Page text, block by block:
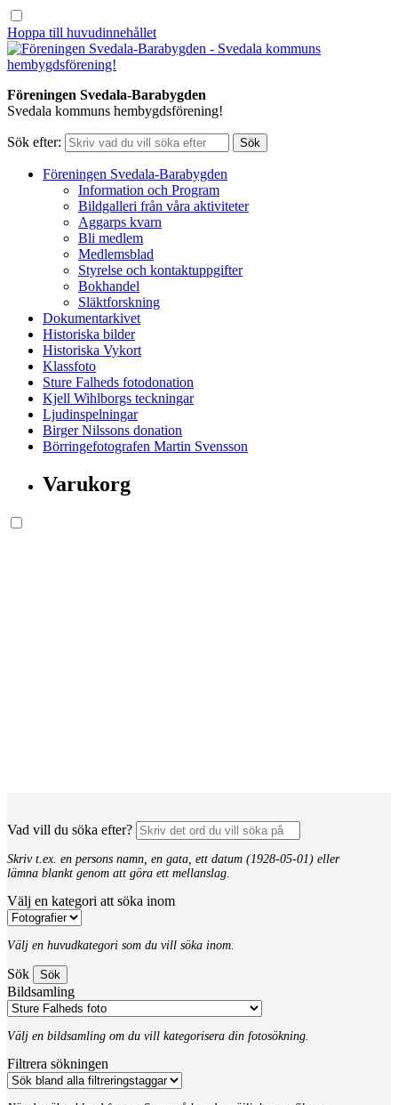
Hoppa till huvudinnehållet
Föreningen Svedala-Barabygden
Svedala kommuns hembygdsförening!
Sök efter:
Föreningen Svedala-Barabygden
Information och Program
Bildgalleri från våra aktiviteter
Aggarps kvarn
Bli medlem
Medlemsblad
Styrelse och kontaktuppgifter
Bokhandel
Släktforskning
Dokumentarkivet
Historiska bilder
Historiska Vykort
Klassfoto
Sture Falheds fotodonation
Kjell Wihlborgs teckningar
Ljudinspelningar
Birger Nilssons donation
Börringefotografen Martin Svensson
Varukorg
Vad vill du söka efter?
Skriv t.ex. en persons namn, en gata, ett datum (1928-05-01) eller
lämna blankt genom att göra ett mellanslag.
Välj en kategori att söka inom
Välj en huvudkategori som du vill söka inom.
Sök
Bildsamling
Välj en bildsamling om du vill kategorisera din fotosökning.
Filtrera sökningen